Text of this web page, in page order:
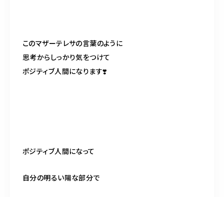
このマザーテレサの言葉のように
思考からしっかり気をつけて
ポジティブ人間になります❣️
ポジティブ人間になって
自分の明るい陽な部分で